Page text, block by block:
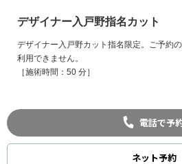
デザイナー入戸野指名カット
デザイナー入戸野カット指名限定。ご予約
利用できません。
［施術時間：50 分］
電話で予
ネット予約